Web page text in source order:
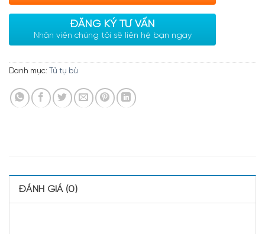
ĐĂNG KÝ TƯ VẤN
Nhân viên chúng tôi sẽ liên hệ bạn ngay
Danh mục: Tủ tụ bù
ĐÁNH GIÁ (0)